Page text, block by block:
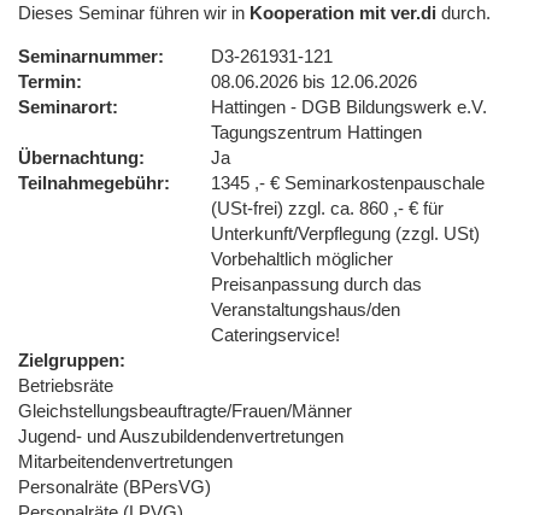
Dieses Seminar führen wir in Kooperation mit ver.di durch.
Seminarnummer
D3-261931-121
Termin
08.06.2026 bis 12.06.2026
Seminarort
Hattingen - DGB Bildungswerk e.V.
Tagungszentrum Hattingen
Übernachtung
Ja
Teilnahmegebühr
1345 ,- € Seminarkostenpauschale
(USt-frei) zzgl. ca. 860 ,- € für
Unterkunft/Verpflegung (zzgl. USt)
Vorbehaltlich möglicher
Preisanpassung durch das
Veranstaltungshaus/den
Cateringservice!
Zielgruppen
Betriebsräte
Gleichstellungsbeauftragte/Frauen/Männer
Jugend- und Auszubildendenvertretungen
Mitarbeitendenvertretungen
Personalräte (BPersVG)